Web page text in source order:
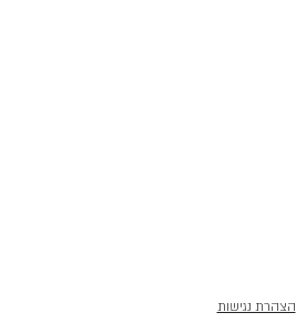
הצהרת נגישות